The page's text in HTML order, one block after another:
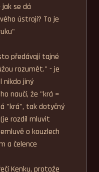
se dá
ústrojí? To je
předávají tajné
rozumět." - je
nikdo jiný
naučí, že "krá =
"krá", tak dotyčný
rozdíl mluvit
o kouzlech
a čelence
Kenku, protože